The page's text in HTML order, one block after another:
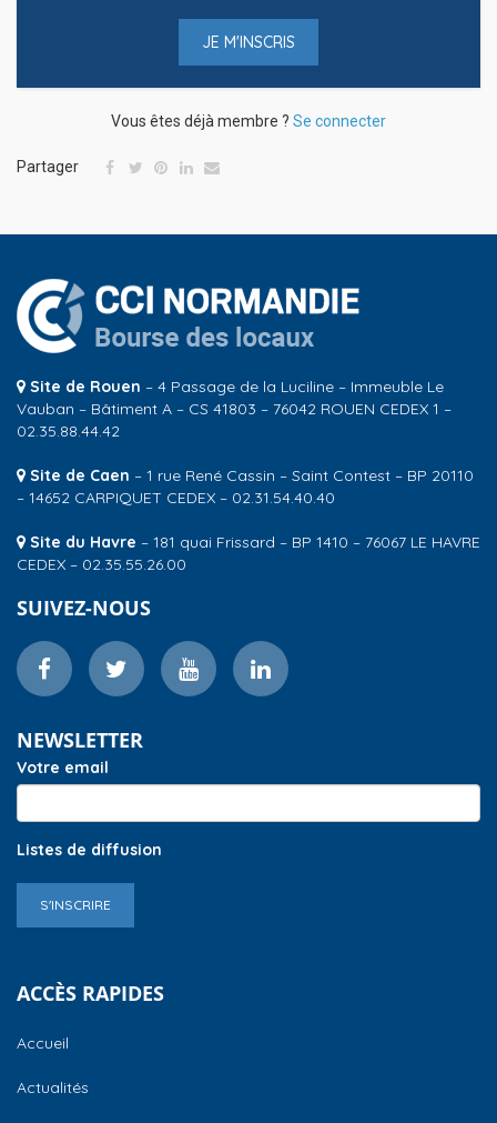
JE M'INSCRIS
Vous êtes déjà membre ? Se connecter
Partager
Site de Rouen – 4 Passage de la Luciline – Immeuble Le
Vauban – Bâtiment A – CS 41803 – 76042 ROUEN CEDEX 1 –
02.35.88.44.42
Site de Caen – 1 rue René Cassin – Saint Contest – BP 20110
– 14652 CARPIQUET CEDEX – 02.31.54.40.40
Site du Havre – 181 quai Frissard – BP 1410 – 76067 LE HAVRE
CEDEX – 02.35.55.26.00
SUIVEZ-NOUS
NEWSLETTER
Votre email
Listes de diffusion
S'INSCRIRE
ACCÈS RAPIDES
Accueil
Actualités